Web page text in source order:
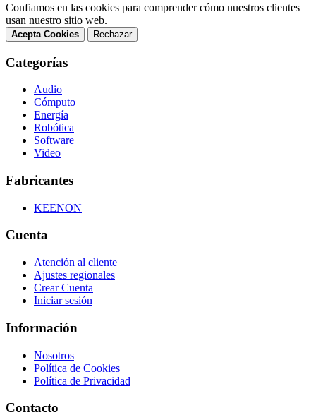
Confiamos en las cookies para comprender cómo nuestros clientes
usan nuestro sitio web.
Acepta Cookies Rechazar
Categorías
Audio
Cómputo
Energía
Robótica
Software
Video
Fabricantes
KEENON
Cuenta
Atención al cliente
Ajustes regionales
Crear Cuenta
Iniciar sesión
Información
Nosotros
Política de Cookies
Política de Privacidad
Contacto